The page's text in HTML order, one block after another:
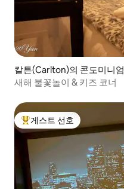
칼튼(Carlton)의 콘도미니엄
새해 불꽃놀이 & 키즈 코너
상위 게스트 선호
게스트 선호